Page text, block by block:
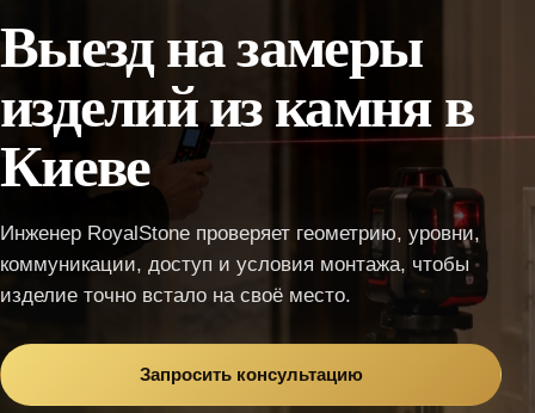
Выезд на замеры
изделий из камня в
Киеве
Инженер RoyalStone проверяет геометрию, уровни,
коммуникации, доступ и условия монтажа, чтобы
изделие точно встало на своё место.
Запросить консультацию